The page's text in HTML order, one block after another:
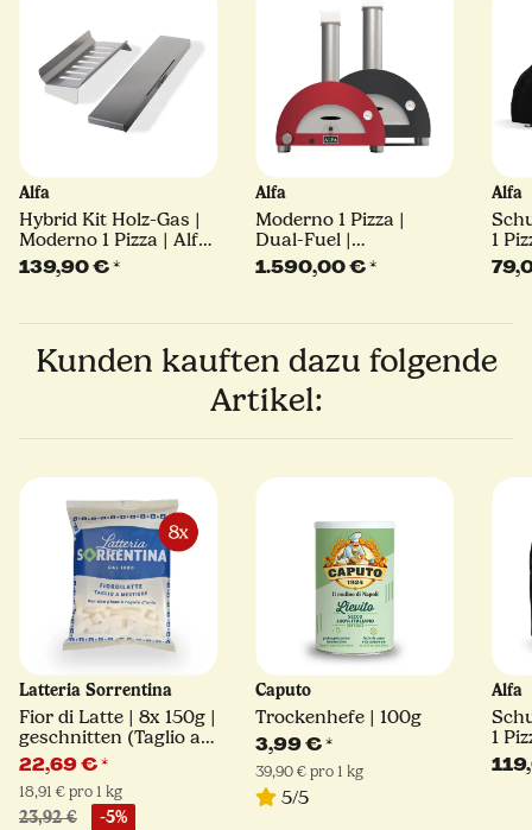
Alfa
Hybrid Kit Holz-Gas |
Moderno 1 Pizza | Alfa
Forni
139,90 €*
Alfa
Moderno 1 Pizza |
Dual-Fuel |
verschiedene Farben |
Alfa Forni
1.590,00 €*
Alfa
1
Kunden kauften dazu folgende
Artikel:
Latteria Sorrentina
Fior di Latte | 8x 150g |
geschnitten (Taglio a
Mestiere)
22,69 €*
18,91 € pro 1 kg
23,92 € -5%
Caputo
Trockenhefe | 100g
3,99 €*
39,90 € pro 1 kg
5/5
Alfa
1
Alfa